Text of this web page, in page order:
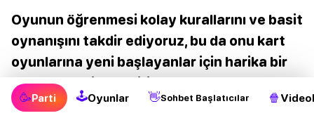
Oyunun öğrenmesi kolay kurallarını ve basit
oynanışını takdir ediyoruz, bu da onu kart
oyunlarına yeni başlayanlar için harika bir
seçenek haline getiriyor.Ayrıca, patlayan
kediler ve oyunu anında tersine çevirebilecek diğer
🥳Parti 🕹Oyunlar 👋Sohbet Başlatıcılar 🍿